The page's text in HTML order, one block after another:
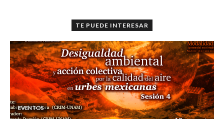
TE PUEDE INTERESAR
EVENTOS